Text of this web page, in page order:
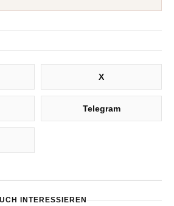
X
Telegram
INTERESSIEREN